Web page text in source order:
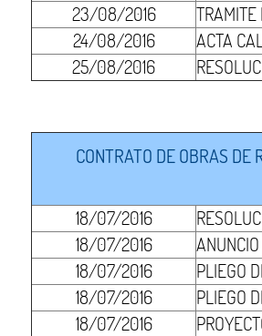
23/08/2016
TRAMITE
24/08/2016
ACTA
25/08/2016
CONTRATO DE OBRAS
18/07/2016
18/07/2016
ANUNCIO
18/07/2016
PLIEGO
18/07/2016
PLIEGO
18/07/2016